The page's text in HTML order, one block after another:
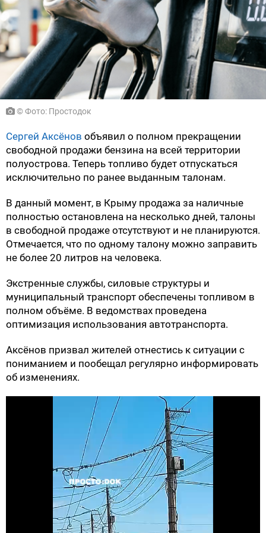
© Фото: Простодок
Сергей Аксёнов объявил о полном прекращении
свободной продажи бензина на всей территории
полуострова. Теперь топливо будет отпускаться
исключительно по ранее выданным талонам.
В данный момент, в Крыму продажа за наличные
полностью остановлена на несколько дней, талоны
в свободной продаже отсутствуют и не планируются.
Отмечается, что по одному талону можно заправить
не более 20 литров на человека.
Экстренные службы, силовые структуры и
муниципальный транспорт обеспечены топливом в
полном объёме. В ведомствах проведена
оптимизация использования автотранспорта.
Аксёнов призвал жителей отнестись к ситуации с
пониманием и пообещал регулярно информировать
об изменениях.